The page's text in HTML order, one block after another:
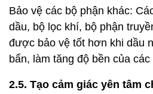
Bảo vệ các bộ phận khác:
dầu, bộ lọc khí, bộ phận
được bảo vệ tốt hơn khi dầu
bẩn, làm tăng độ bền của các
2.5. Tạo cảm giác yên tâm